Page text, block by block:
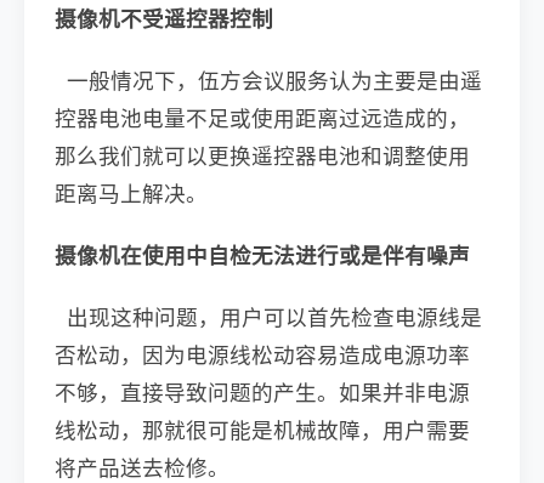
摄像机不受遥控器控制
一般情况下，伍方会议服务认为主要是由遥
控器电池电量不足或使用距离过远造成的，
那么我们就可以更换遥控器电池和调整使用
距离马上解决。
摄像机在使用中自检无法进行或是伴有噪声
出现这种问题，用户可以首先检查电源线是
否松动，因为电源线松动容易造成电源功率
不够，直接导致问题的产生。如果并非电源
线松动，那就很可能是机械故障，用户需要
将产品送去检修。